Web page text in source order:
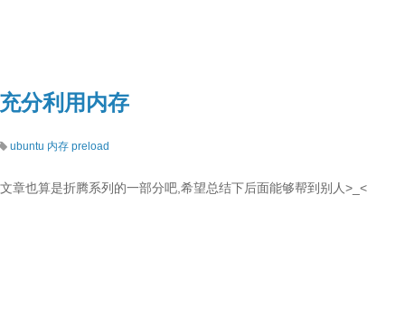
分利用内存
ubuntu 内存 preload
章也算是折腾系列的一部分吧,希望总结下后面能够帮到别人>_<